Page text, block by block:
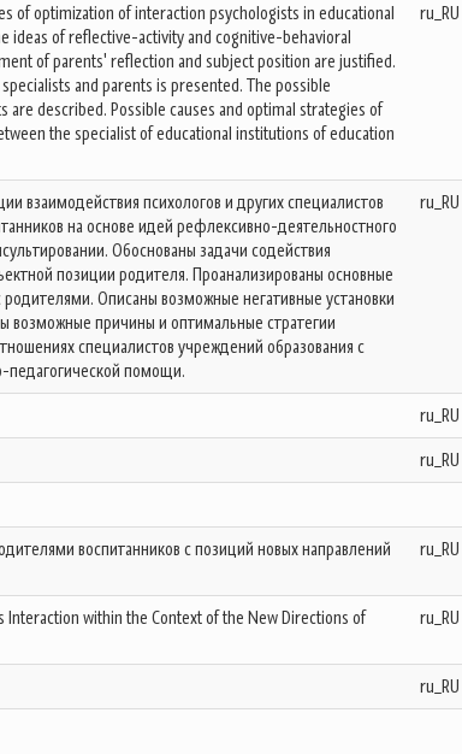
of optimization of interaction psychologists in educational
ideas of reflective-activity and cognitive-behavioral
of parents' reflection and subject position are justified.
and parents is presented. The possible
are described. Possible causes and optimal strategies of
the specialist of educational institutions of education
ru_RU
взаимодействия психологов и других специалистов
на основе идей рефлексивно-деятельностного
Обоснованы задачи содействия
позиции родителя. Проанализированы основные
Описаны возможные негативные установки
возможные причины и оптимальные стратегии
специалистов учреждений образования с
педагогической помощи.
ru_RU
ru_RU
ru_RU
воспитанников с позиций новых направлений
ru_RU
Interaction within the Context of the New Directions of
ru_RU
ru_RU